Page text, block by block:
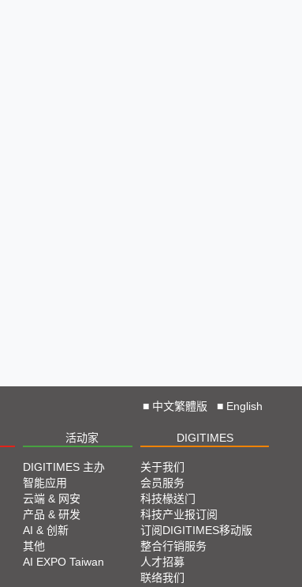
■ 中文繁體版 ■ English
活动家 DIGITIMES
DIGITIMES 主办
智能应用
云端 & 网安
产品 & 研发
AI & 创新
其他
AI EXPO Taiwan
关于我们
会员服务
科技椽送门
科技产业报订阅
订阅DIGITIMES移动版
整合行销服务
人才招募
联络我们